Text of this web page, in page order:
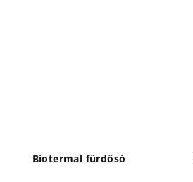
Biotermal fürdősó